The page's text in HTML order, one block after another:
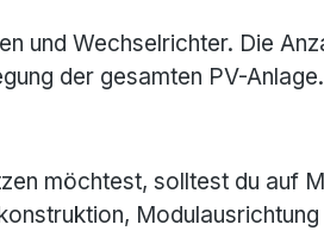
und Wechselrichter. Die
der gesamten PV-
möchtest, solltest du auf